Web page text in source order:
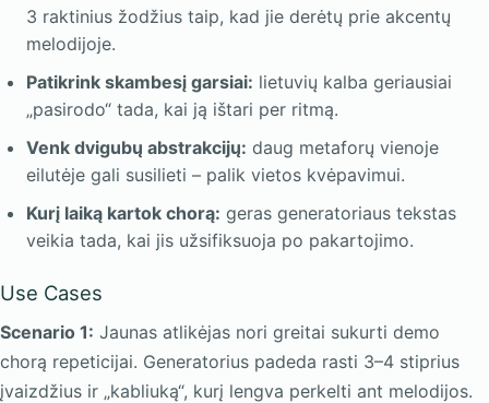
3 raktinius žodžius taip, kad jie derėtų prie akcentų
melodijoje.
Patikrink skambesį garsiai: lietuvių kalba geriausiai
„pasirodo“ tada, kai ją ištari per ritmą.
Venk dvigubų abstrakcijų: daug metaforų vienoje
eilutėje gali susilieti – palik vietos kvėpavimui.
Kurį laiką kartok chorą: geras generatoriaus tekstas
veikia tada, kai jis užsifiksuoja po pakartojimo.
Use Cases
Scenario 1: Jaunas atlikėjas nori greitai sukurti demo
chorą repeticijai. Generatorius padeda rasti 3–4 stiprius
įvaizdžius ir „kabliuką“, kurį lengva perkelti ant melodijos.